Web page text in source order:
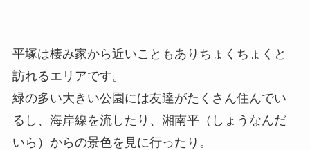
平塚は棲み家から近いこともありちょくちょくと
訪れるエリアです。
緑の多い大きい公園には友達がたくさん住んでい
るし、海岸線を流したり、湘南平（しょうなんだ
いら）からの景色を見に行ったり。